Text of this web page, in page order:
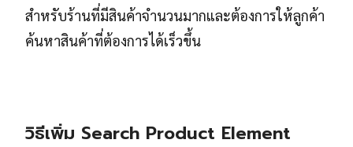
สำหรับร้านที่มีสินค้าจำนวนมากและต้องการให้ลูกค้า
ค้นหาสินค้าที่ต้องการได้เร็วขึ้น
วิธีเพิ่ม Search Product Element